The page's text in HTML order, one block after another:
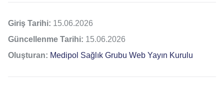
Giriş Tarihi: 15.06.2026
Güncellenme Tarihi: 15.06.2026
Oluşturan: Medipol Sağlık Grubu Web Yayın Kurulu